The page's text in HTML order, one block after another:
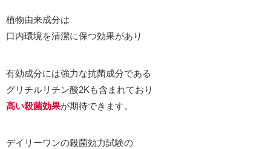
植物由来成分は
口内環境を清潔に保つ効果があり
有効成分には強力な抗菌成分である
グリチルリチン酸2Kも含まれており
高い殺菌効果が期待できます。
デイリーワンの殺菌効力試験の